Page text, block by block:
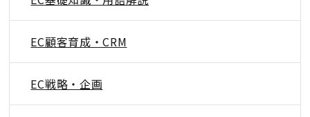
EC顧客育成・CRM
EC戦略・企画